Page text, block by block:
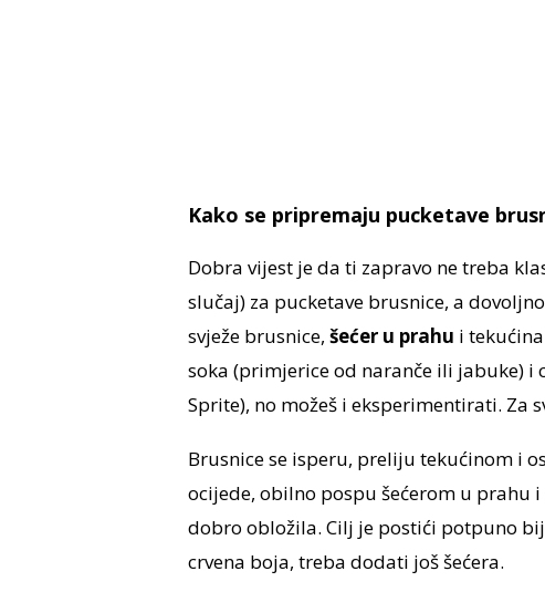
Kako se pripremaju pucketave
Dobra vijest je da ti zapravo ne treba
slučaj) za pucketave brusnice, a
svježe brusnice, šećer u prahu i
soka (primjerice od naranče ili jabuke) i
Sprite), no možeš i eksperimentirati. Za
Brusnice se isperu, preliju tekućinom i
ocijede, obilno pospu šećerom u prahu
dobro obložila. Cilj je postići potpuno
crvena boja, treba dodati još šećera.